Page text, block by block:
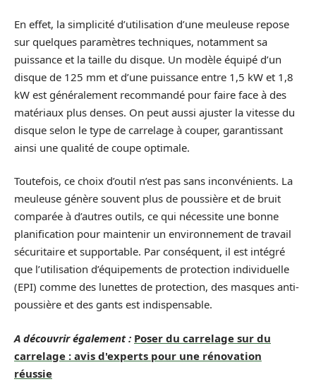
En effet, la simplicité d’utilisation d’une meuleuse repose
sur quelques paramètres techniques, notamment sa
puissance et la taille du disque. Un modèle équipé d’un
disque de 125 mm et d’une puissance entre 1,5 kW et 1,8
kW est généralement recommandé pour faire face à des
matériaux plus denses. On peut aussi ajuster la vitesse du
disque selon le type de carrelage à couper, garantissant
ainsi une qualité de coupe optimale.
Toutefois, ce choix d’outil n’est pas sans inconvénients. La
meuleuse génère souvent plus de poussière et de bruit
comparée à d’autres outils, ce qui nécessite une bonne
planification pour maintenir un environnement de travail
sécuritaire et supportable. Par conséquent, il est intégré
que l’utilisation d’équipements de protection individuelle
(EPI) comme des lunettes de protection, des masques anti-
poussière et des gants est indispensable.
A découvrir également : Poser du carrelage sur du
carrelage : avis d'experts pour une rénovation
réussie